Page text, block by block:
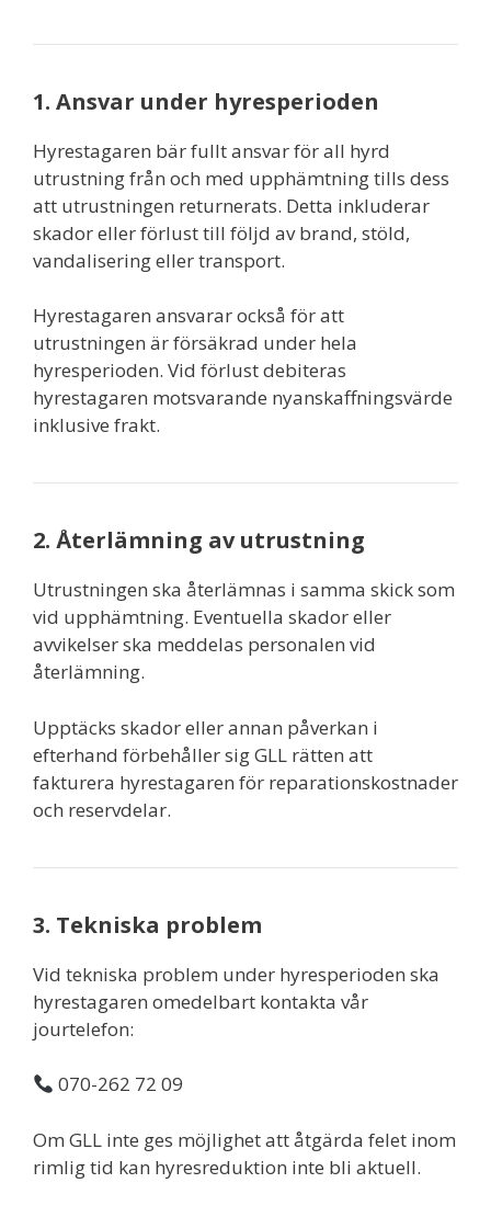
1. Ansvar under hyresperioden
Hyrestagaren bär fullt ansvar för all hyrd
utrustning från och med upphämtning tills dess
att utrustningen returnerats. Detta inkluderar
skador eller förlust till följd av brand, stöld,
vandalisering eller transport.
Hyrestagaren ansvarar också för att
utrustningen är försäkrad under hela
hyresperioden. Vid förlust debiteras
hyrestagaren motsvarande nyanskaffningsvärde
inklusive frakt.
2. Återlämning av utrustning
Utrustningen ska återlämnas i samma skick som
vid upphämtning. Eventuella skador eller
avvikelser ska meddelas personalen vid
återlämning.
Upptäcks skador eller annan påverkan i
efterhand förbehåller sig GLL rätten att
fakturera hyrestagaren för reparationskostnader
och reservdelar.
3. Tekniska problem
Vid tekniska problem under hyresperioden ska
hyrestagaren omedelbart kontakta vår
jourtelefon:
070-262 72 09
Om GLL inte ges möjlighet att åtgärda felet inom
rimlig tid kan hyresreduktion inte bli aktuell.